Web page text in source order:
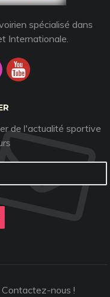
spécialisé dans
Internationale.
de l'actualité sportive
Contactez-nous !